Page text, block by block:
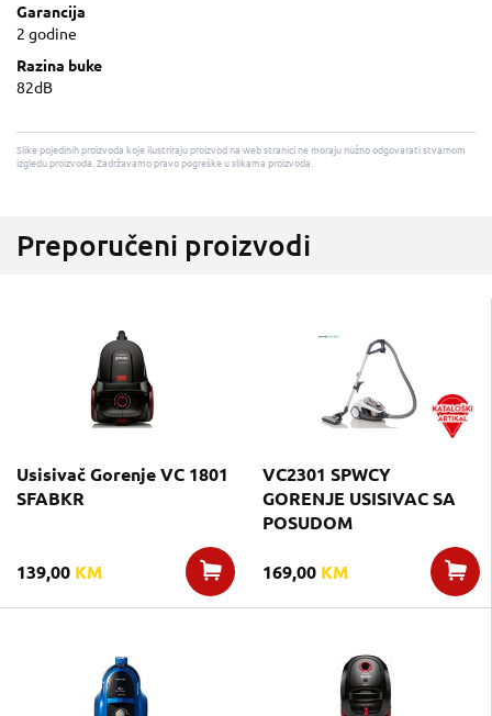
Garancija
2 godine
Razina buke
82dB
Slike pojedinih proizvoda koje ilustriraju proizvod na web stranici ne moraju nužno odgovarati stvarnom
izgledu proizvoda. Zadržavamo pravo pogreške u slikama proizvoda.
Preporučeni proizvodi
Usisivač Gorenje VC 1801
SFABKR
139,00 KM
VC2301 SPWCY
GORENJE USISIVAC SA
POSUDOM
169,00 KM